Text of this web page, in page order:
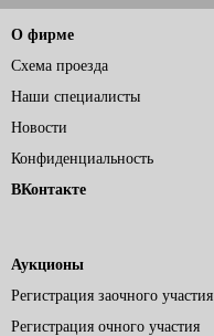
О фирме
Схема проезда
Наши специалисты
Новости
Конфиденциальность
ВКонтакте
Аукционы
Регистрация заочного участия
Регистрация очного участия